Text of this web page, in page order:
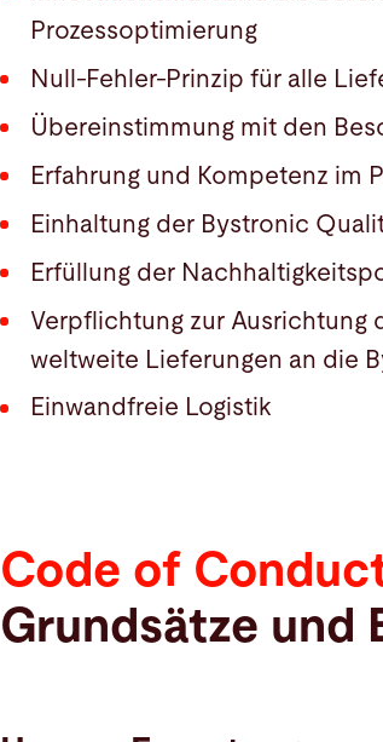
Prozessoptimierung
Null-Fehler-Prinzip für alle
Übereinstimmung mit den
Erfahrung und Kompetenz im
Einhaltung der Bystronic
Erfüllung der
Verpflichtung zur Ausrichtung
weltweite Lieferungen an die
Einwandfreie Logistik
Code of
Grundsätze und